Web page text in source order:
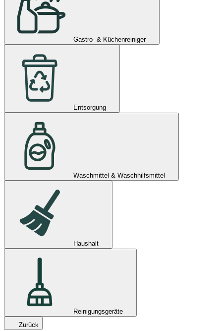
Gastro- & Küchenreiniger
Entsorgung
Waschmittel & Waschhilfsmittel
Haushalt
Reinigungsgeräte
Zurück